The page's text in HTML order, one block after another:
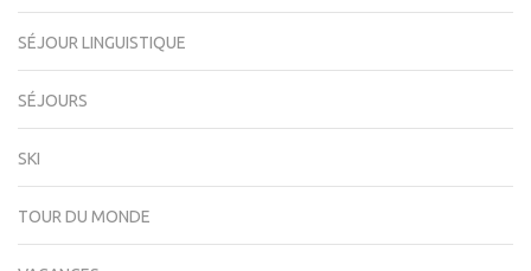
SÉJOUR LINGUISTIQUE
SÉJOURS
SKI
TOUR DU MONDE